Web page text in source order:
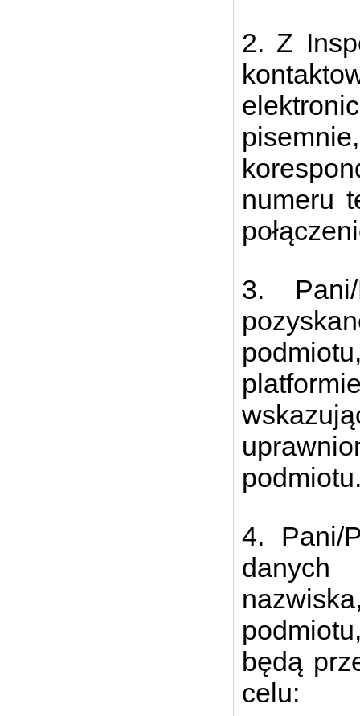
2. Z
numeru
3.
4. Pani/
danych
będą
celu: